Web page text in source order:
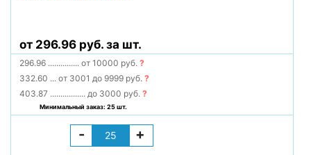
от 296.96 руб. за шт.
296.96 ............... от 10000 руб.?
332.60 ... от 3001 до 9999 руб.?
403.87 ................. до 3000 руб.?
Минимальный заказ: 25 шт.
- +